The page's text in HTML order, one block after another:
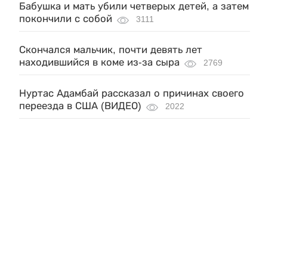
Бабушка и мать убили четверых детей, а затем
покончили с собой
3111
Скончался мальчик, почти девять лет
находившийся в коме из-за сыра
2769
Нуртас Адамбай рассказал о причинах своего
переезда в США (ВИДЕО)
2022